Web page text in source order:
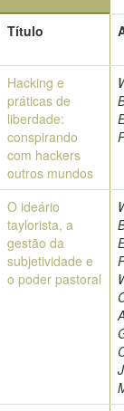
Título
Hacking e
práticas de
liberdade:
conspirando
com hackers
outros mundos
O ideário
taylorista, a
gestão da
subjetividade e
o poder pastoral